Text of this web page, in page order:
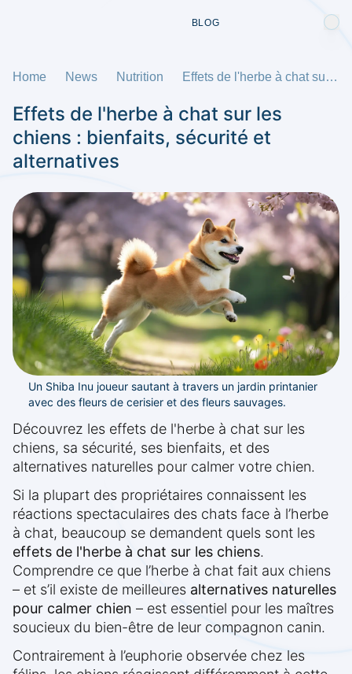
BLOG
Home News Nutrition Effets de l'herbe à chat sur les chiens : bienfaits, sécurité et alternatives
Effets de l'herbe à chat sur les
chiens : bienfaits, sécurité et
alternatives
Un Shiba Inu joueur sautant à travers un jardin printanier
avec des fleurs de cerisier et des fleurs sauvages.
Découvrez les effets de l'herbe à chat sur les
chiens, sa sécurité, ses bienfaits, et des
alternatives naturelles pour calmer votre chien.
Si la plupart des propriétaires connaissent les
réactions spectaculaires des chats face à l’herbe
à chat, beaucoup se demandent quels sont les
effets de l'herbe à chat sur les chiens.
Comprendre ce que l’herbe à chat fait aux chiens
– et s’il existe de meilleures alternatives naturelles
pour calmer chien – est essentiel pour les maîtres
soucieux du bien-être de leur compagnon canin.
Contrairement à l’euphorie observée chez les